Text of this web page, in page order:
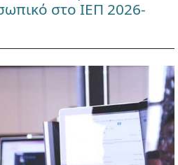
στο ΙΕΠ 2026-